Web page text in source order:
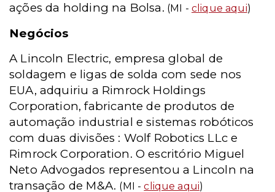
ações da holding na Bolsa. (MI - clique aqui)
Negócios
A Lincoln Electric, empresa global de
soldagem e ligas de solda com sede nos
EUA, adquiriu a Rimrock Holdings
Corporation, fabricante de produtos de
automação industrial e sistemas robóticos
com duas divisões : Wolf Robotics LLc e
Rimrock Corporation. O escritório Miguel
Neto Advogados representou a Lincoln na
transação de M&A. (MI -clique aqui)